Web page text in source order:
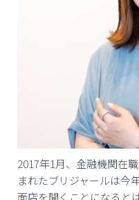
2017年1月、金融機関在
まれたブリジャールは今
面店を開くことになると